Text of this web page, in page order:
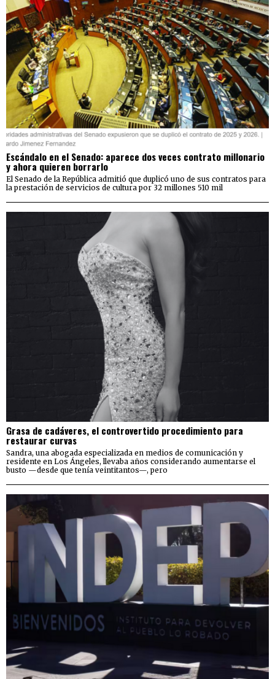
Escándalo en el Senado: aparece dos veces contrato millonario
y ahora quieren borrarlo
El Senado de la República admitió que duplicó uno de sus contratos para
la prestación de servicios de cultura por 32 millones 510 mil
Grasa de cadáveres, el controvertido procedimiento para
restaurar curvas
Sandra, una abogada especializada en medios de comunicación y
residente en Los Ángeles, llevaba años considerando aumentarse el
busto —desde que tenía veintitantos—, pero